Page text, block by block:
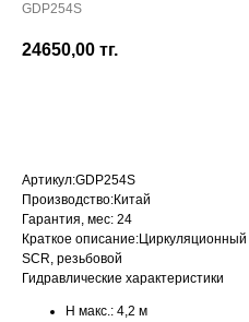
(700) 730-70-73
GDP254S
24650,00 тг.
Артикул:GDP254S
Производство:Китай
Гарантия, мес: 24
Краткое описание:
SCR, резьбовой
Гидравлические характеристики
H макс.: 4,2 м